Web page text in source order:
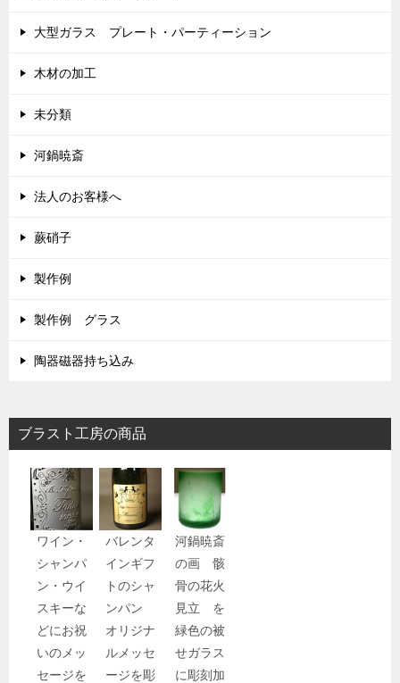
大型ガラス プレート・パーティーション
木材の加工
未分類
河鍋暁斎
法人のお客様へ
蕨硝子
製作例
製作例 グラス
陶器磁器持ち込み
ブラスト工房の商品
ワイン・
シャンパ
ン・ウイ
スキーな
どにお祝
いのメッ
セージを
バレンタ
インギフ
トのシャ
ンパン
オリジナ
ルメッセ
ージを彫
河鍋暁斎
の画 骸
骨の花火
見立 を
緑色の被
せガラス
に彫刻加